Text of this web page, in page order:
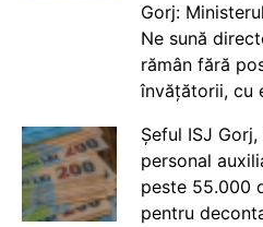
Gorj:
Ne sună
rămân fără
învățătorii, cu
Șeful ISJ
personal
peste 55.000
pentru